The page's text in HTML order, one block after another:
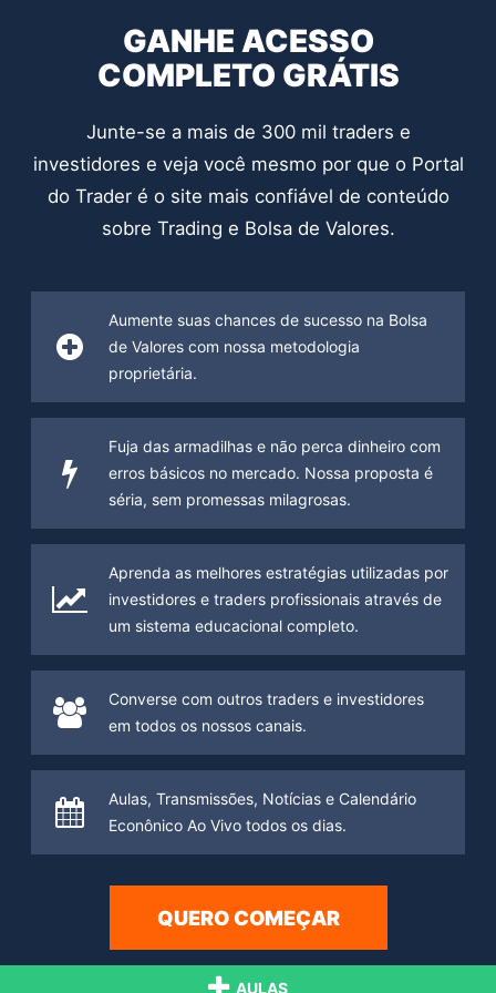
GANHE ACESSO
COMPLETO GRÁTIS
Junte-se a mais de 300 mil traders e
investidores e veja você mesmo por que o Portal
do Trader é o site mais confiável de conteúdo
sobre Trading e Bolsa de Valores.
Aumente suas chances de sucesso na Bolsa
de Valores com nossa metodologia
proprietária.
Fuja das armadilhas e não perca dinheiro com
erros básicos no mercado. Nossa proposta é
séria, sem promessas milagrosas.
Aprenda as melhores estratégias utilizadas por
investidores e traders profissionais através de
um sistema educacional completo.
Converse com outros traders e investidores
em todos os nossos canais.
Aulas, Transmissões, Notícias e Calendário
Econônico Ao Vivo todos os dias.
QUERO COMEÇAR
AULAS